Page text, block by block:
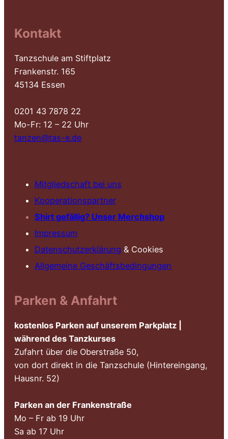
Kontakt
Tanzschule am Stiftplatz
Frankenstr. 165
45134 Essen
0201 43 7878 22
Mo-Fr: 12 – 22 Uhr
tanzen@tas-e.de
Mitgliedschaft bei uns
Kooperationspartner
Shirt gefällig? Unser Merchshop
Impressum
Datenschutzerklärung & Cookies
Allgemeine Geschäftsbedingungen
Parken & Anfahrt
kostenlos Parken auf unserem Parkplatz |
während des Tanzkurses
Zufahrt über die Oberstraße 50,
von dort direkt in die Tanzschule (Hintereingang,
Hausnr. 52)
Parken an der Frankenstraße
Mo – Fr ab 19 Uhr
Sa ab 17 Uhr